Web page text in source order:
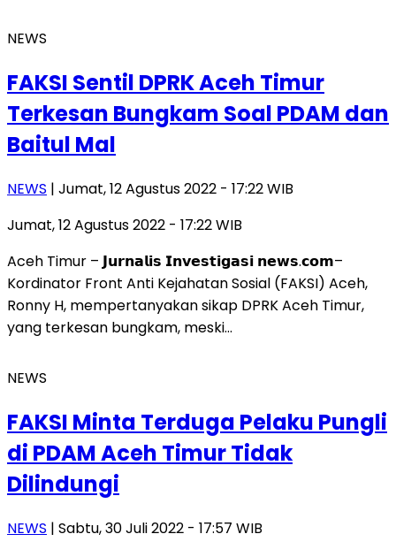
NEWS
FAKSI Sentil DPRK Aceh Timur
Terkesan Bungkam Soal PDAM dan
Baitul Mal
NEWS | Jumat, 12 Agustus 2022 - 17:22 WIB
Jumat, 12 Agustus 2022 - 17:22 WIB
Aceh Timur – 𝗝𝘂𝗿𝗻𝗮𝗹𝗶𝘀 𝗜𝗻𝘃𝗲𝘀𝘁𝗶𝗴𝗮𝘀𝗶 𝗻𝗲𝘄𝘀.𝗰𝗼𝗺–
Kordinator Front Anti Kejahatan Sosial (FAKSI) Aceh,
Ronny H, mempertanyakan sikap DPRK Aceh Timur,
yang terkesan bungkam, meski…
NEWS
FAKSI Minta Terduga Pelaku Pungli
di PDAM Aceh Timur Tidak
Dilindungi
NEWS | Sabtu, 30 Juli 2022 - 17:57 WIB